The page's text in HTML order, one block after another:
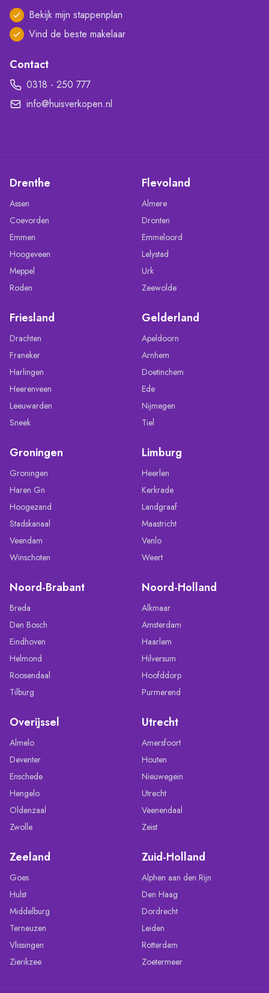
Bekijk mijn stappenplan
Vind de beste makelaar
Contact
0318 - 250 777
info@huisverkopen.nl
Drenthe
Assen
Coevorden
Emmen
Hoogeveen
Meppel
Roden
Flevoland
Almere
Dronten
Emmeloord
Lelystad
Urk
Zeewolde
Friesland
Drachten
Franeker
Harlingen
Heerenveen
Leeuwarden
Sneek
Gelderland
Apeldoorn
Arnhem
Doetinchem
Ede
Nijmegen
Tiel
Groningen
Groningen
Haren Gn
Hoogezand
Stadskanaal
Veendam
Winschoten
Limburg
Heerlen
Kerkrade
Landgraaf
Maastricht
Venlo
Weert
Noord-Brabant
Breda
Den Bosch
Eindhoven
Helmond
Roosendaal
Tilburg
Noord-Holland
Alkmaar
Amsterdam
Haarlem
Hilversum
Hoofddorp
Purmerend
Overijssel
Almelo
Deventer
Enschede
Hengelo
Oldenzaal
Zwolle
Utrecht
Amersfoort
Houten
Nieuwegein
Utrecht
Veenendaal
Zeist
Zeeland
Goes
Hulst
Middelburg
Terneuzen
Vlissingen
Zierikzee
Zuid-Holland
Alphen aan den Rijn
Den Haag
Dordrecht
Leiden
Rotterdam
Zoetermeer